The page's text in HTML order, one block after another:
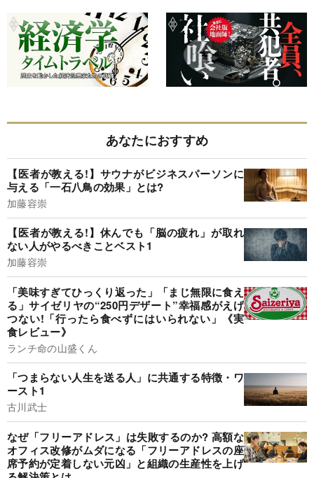
あなたにおすすめ
【医者が教える!】サウナがビジネスパーソンに
与える「一石八鳥の効果」とは?
加藤容崇
【医者が教える!】休んでも「脳の疲れ」が取れ
ない人がやるべきことベスト1
加藤容崇
「美味すぎてひっくり返った」「まじ無限に食え
る」サイゼリヤの“250円デザート”幸福感がえげ
つない!「行ったら食べずにはいられない」《実
食レビュー》
ランチ命の山盛くん
「つまらない人生を送る人」に共通する特徴・ワ
ースト1
古川武士
なぜ「フリーアドレス」は失敗するのか? 高額な
オフィス改修がムダになる「フリーアドレスの座
席予約が定着しない元凶」と組織の生産性を上げ